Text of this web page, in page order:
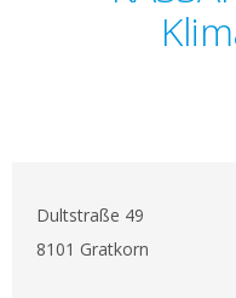
Dultstraße 49
8101 Gratkorn